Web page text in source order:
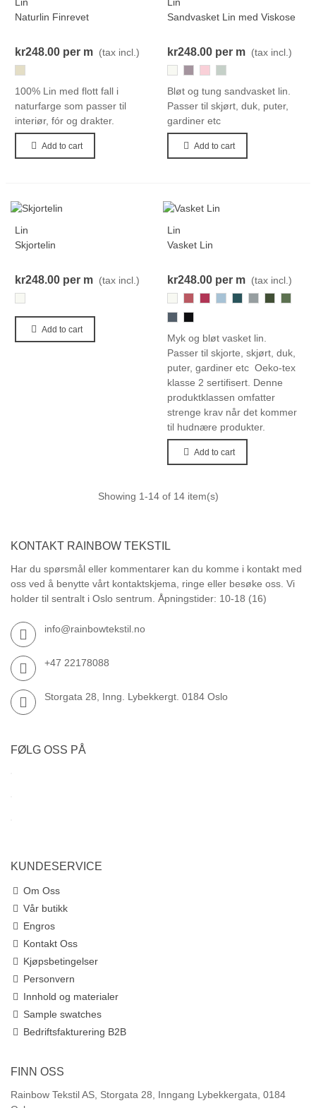
Naturlin Finrevet
kr248.00 per m (tax incl.)
100% Lin med flott fall i
naturfarge som passer til
interiør, fór og drakter.
Add to cart
Lin
Sandvasket Lin med Viskose
kr248.00 per m (tax incl.)
Bløt og tung sandvasket lin.
Passer til skjørt, duk, puter,
gardiner etc
Add to cart
Lin
Skjortelin
kr248.00 per m (tax incl.)
Add to cart
Lin
Vasket Lin
kr248.00 per m (tax incl.)
Myk og bløt vasket lin.
Passer til skjorte, skjørt, duk,
puter, gardiner etc Oeko-tex
klasse 2 sertifisert. Denne
produktklassen omfatter
strenge krav når det kommer
til hudnære produkter.
Add to cart
Showing 1-14 of 14 item(s)
KONTAKT RAINBOW TEKSTIL
Har du spørsmål eller kommentarer kan du komme i kontakt med
oss ved å benytte vårt kontaktskjema, ringe eller besøke oss. Vi
holder til sentralt i Oslo sentrum. Åpningstider: 10-18 (16)
info@rainbowtekstil.no
+47 22178088
Storgata 28, Inng. Lybekkergt. 0184 Oslo
FØLG OSS PÅ
KUNDESERVICE
Om Oss
Vår butikk
Engros
Kontakt Oss
Kjøpsbetingelser
Personvern
Innhold og materialer
Sample swatches
Bedriftsfakturering B2B
FINN OSS
Rainbow Tekstil AS, Storgata 28, Inngang Lybekkergata, 0184